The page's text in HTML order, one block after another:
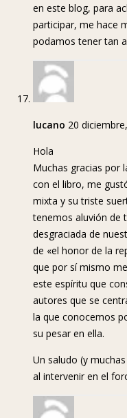
en este blog, para
participar, me hace
podamos tener tan
lucano 20
Hola
Muchas gracias por
con el libro, me
mixta y su triste
tenemos aluvión de
desgraciada de
de «el honor de la
que por sí mismo
este espíritu que
autores que se
la que conocemos
su pesar en ella.
Un saludo (y
al intervenir en el